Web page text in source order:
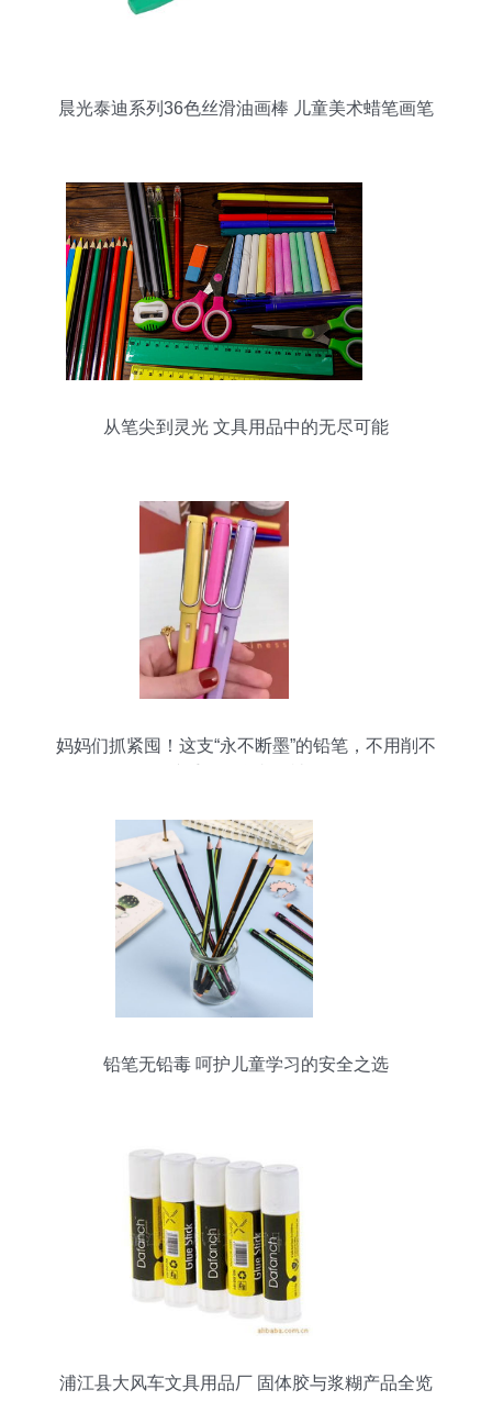
晨光泰迪系列36色丝滑油画棒 儿童美术蜡笔画笔
从笔尖到灵光 文具用品中的无尽可能
妈妈们抓紧囤！这支“永不断墨”的铅笔，不用削不
铅笔无铅毒 呵护儿童学习的安全之选
浦江县大风车文具用品厂 固体胶与浆糊产品全览